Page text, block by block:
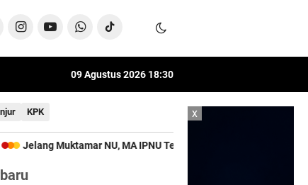
09 Agustus 2026 18:30
KPK
NU, MA IPNU Tegaskan Persatuan Lebih Penting Dari
x